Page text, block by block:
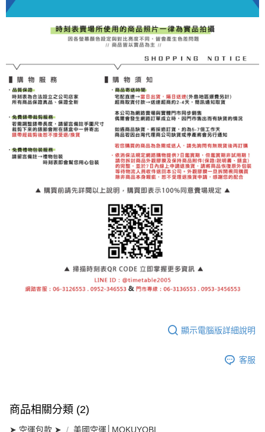
顯示電腦版詳細說明
客服
商品相關分類 (2)
➤ 空運包款 ➤ 美國空運│MOKUYOBI